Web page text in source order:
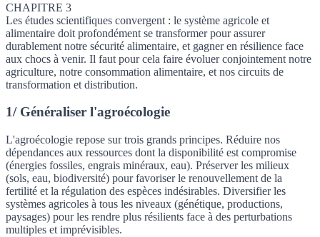
CHAPITRE 3
Les études scientifiques convergent : le système agricole et
alimentaire doit profondément se transformer pour assurer
durablement notre sécurité alimentaire, et gagner en résilience face
aux chocs à venir. Il faut pour cela faire évoluer conjointement notre
agriculture, notre consommation alimentaire, et nos circuits de
transformation et distribution.
1/ Généraliser l'agroécologie
L'agroécologie repose sur trois grands principes. Réduire nos
dépendances aux ressources dont la disponibilité est compromise
(énergies fossiles, engrais minéraux, eau). Préserver les milieux
(sols, eau, biodiversité) pour favoriser le renouvellement de la
fertilité et la régulation des espèces indésirables. Diversifier les
systèmes agricoles à tous les niveaux (génétique, productions,
paysages) pour les rendre plus résilients face à des perturbations
multiples et imprévisibles.